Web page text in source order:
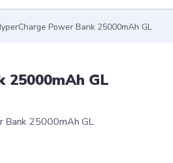
Power Bank 25000mAh GL
25000mAh GL